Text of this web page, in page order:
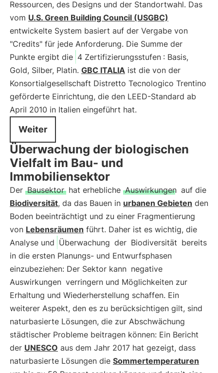
Ressourcen, des Designs und der Standortwahl. Das
vom U.S. Green Building Council (USGBC)
entwickelte System basiert auf der Vergabe von
"Credits" für jede Anforderung. Die Summe der
Punkte ergibt die 4 Zertifizierungsstufen : Basis,
Gold, Silber, Platin. GBC ITALIA ist die von der
Konsortialgesellschaft Distretto Tecnologico Trentino
geförderte Einrichtung, die den LEED-Standard ab
April 2010 in Italien eingeführt hat.
Weiter
Überwachung der biologischen
Vielfalt im Bau- und
Immobiliensektor
Der Bausektor hat erhebliche Auswirkungen auf die
Biodiversität, da das Bauen in urbanen Gebieten den
Boden beeinträchtigt und zu einer Fragmentierung
von Lebensräumen führt. Daher ist es wichtig, die
Analyse und Überwachung der Biodiversität bereits
in die ersten Planungs- und Entwurfsphasen
einzubeziehen: Der Sektor kann negative
Auswirkungen verringern und Möglichkeiten zur
Erhaltung und Wiederherstellung schaffen. Ein
weiterer Aspekt, den es zu berücksichtigen gilt, sind
naturbasierte Lösungen, die zur Abschwächung
städtischer Probleme beitragen können: Ein Bericht
der UNESCO aus dem Jahr 2017 hat gezeigt, dass
naturbasierte Lösungen die Sommertemperaturen